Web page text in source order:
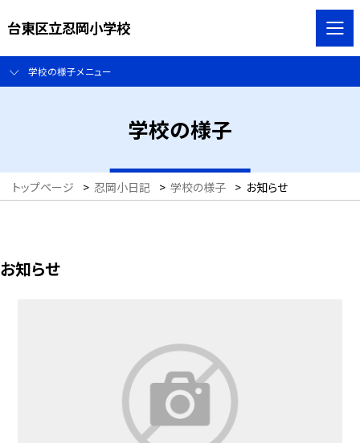
台東区立忍岡小学校
学校の様子メニュー
学校の様子
トップページ > 忍岡小日記 > 学校の様子 > お知らせ
お知らせ